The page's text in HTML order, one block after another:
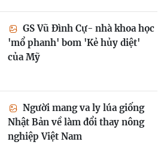
GS Vũ Đình Cự- nhà khoa học
'mổ phanh' bom 'Kẻ hủy diệt'
của Mỹ
Người mang va ly lúa giống
Nhật Bản về làm đổi thay nông
nghiệp Việt Nam